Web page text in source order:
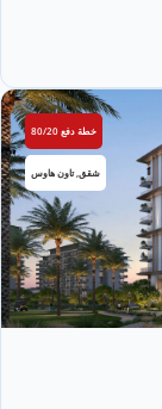
خطة دفع 80/20
شقق, تاون هاوس